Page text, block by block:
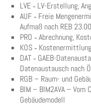
LVE ‑ LV-Erstellung,
AUF ‑ Freie
Aufmaß nach REB
PRO ‑ Abrechnung,
KOS ‑
DAT ‑ GAEB-
Datenaustausch nach
RGB – Raum- und
BIM – BIM2AVA – Vom
Gebäudemodell